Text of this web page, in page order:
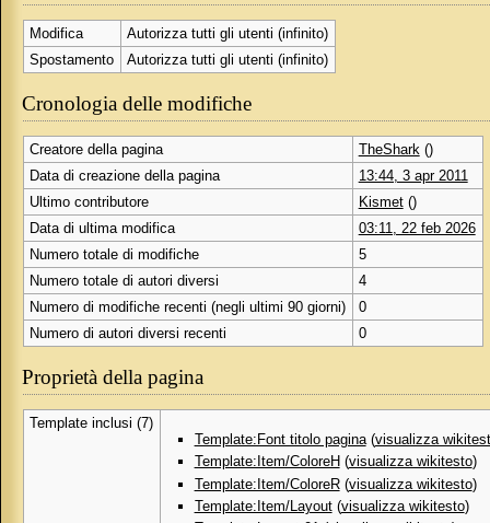
Modifica
Autorizza tutti gli utenti (infinito)
Spostamento
Autorizza tutti gli utenti (infinito)
Cronologia delle modifiche
Creatore della pagina TheShark ()
Data di creazione della pagina
13:44, 3 apr 2011
Ultimo contributore
Kismet ()
Data di ultima modifica
03:11, 22 feb 2026
Numero totale di modifiche
5
Numero totale di autori diversi
4
Numero di modifiche recenti (negli ultimi 90 giorni)
0
Numero di autori diversi recenti
0
Proprietà della pagina
Template inclusi (7)
Template:Font titolo pagina(visualizza
Template:Item/ColoreH (visualizza wikitesto)
Template:Item/ColoreR(visualizza wikitesto)
Template:Item/Layout(visualizza wikitesto)